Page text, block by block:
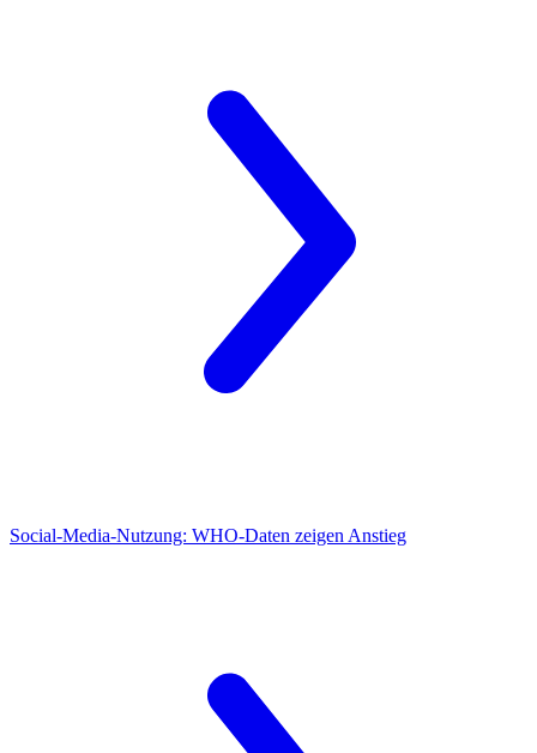
Social-Media-Nutzung: WHO-Daten zeigen Anstieg